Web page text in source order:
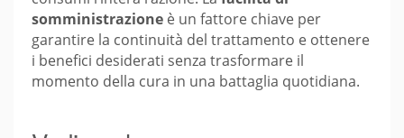
somministrazione è un fattore chiave per
garantire la continuità del trattamento e ottenere
i benefici desiderati senza trasformare il
momento della cura in una battaglia quotidiana.